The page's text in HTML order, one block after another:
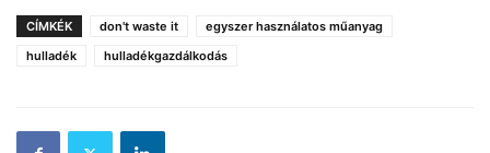
CÍMKÉK don't waste it
egyszer használatos műanyag
hulladék
hulladékgazdálkodás